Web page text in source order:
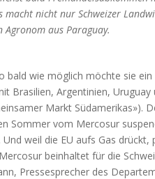
macht nicht nur Schweizer
aus Paraguay.
bald wie möglich möchte sie
Brasilien, Argentinien,
Markt Südamerikas»).
Sommer vom Mercosur
weil die EU aufs Gas
beinhaltet für die
Pressesprecher des